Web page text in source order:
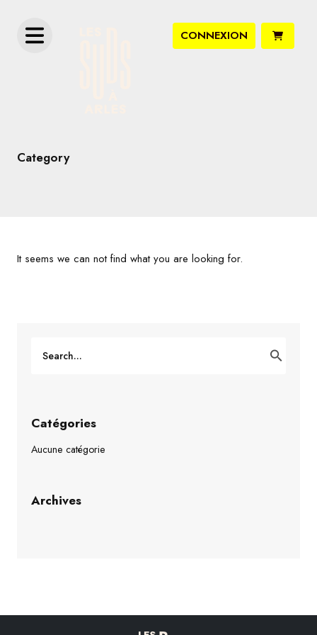
CONNEXION
Category
It seems we can not find what you are looking for.
Catégories
Aucune catégorie
Archives